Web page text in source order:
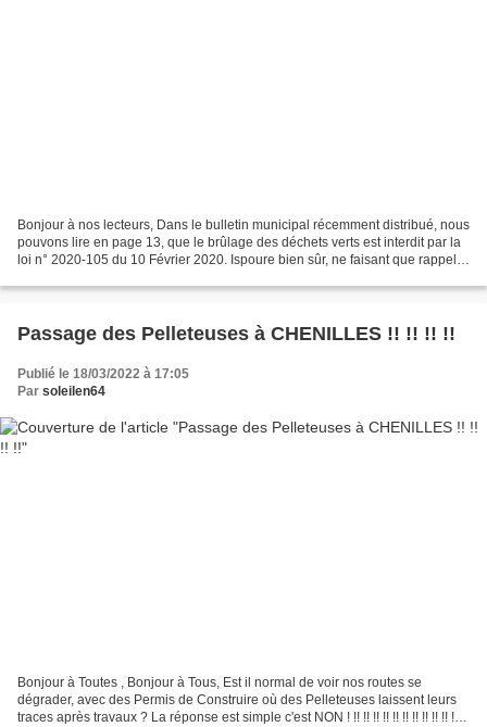
Bonjour à nos lecteurs, Dans le bulletin municipal récemment distribué, nous
pouvons lire en page 13, que le brûlage des déchets verts est interdit par la
loi n° 2020-105 du 10 Février 2020. Ispoure bien sûr, ne faisant que rappeler
Passage des Pelleteuses à CHENILLES !! !! !! !!
Publié le 18/03/2022 à 17:05
Par soleilen64
Bonjour à Toutes , Bonjour à Tous, Est il normal de voir nos routes se
dégrader, avec des Permis de Construire où des Pelleteuses laissent leurs
traces après travaux ? La réponse est simple c'est NON ! !! !! !! !! !! !! !! !! !! !! !! !!